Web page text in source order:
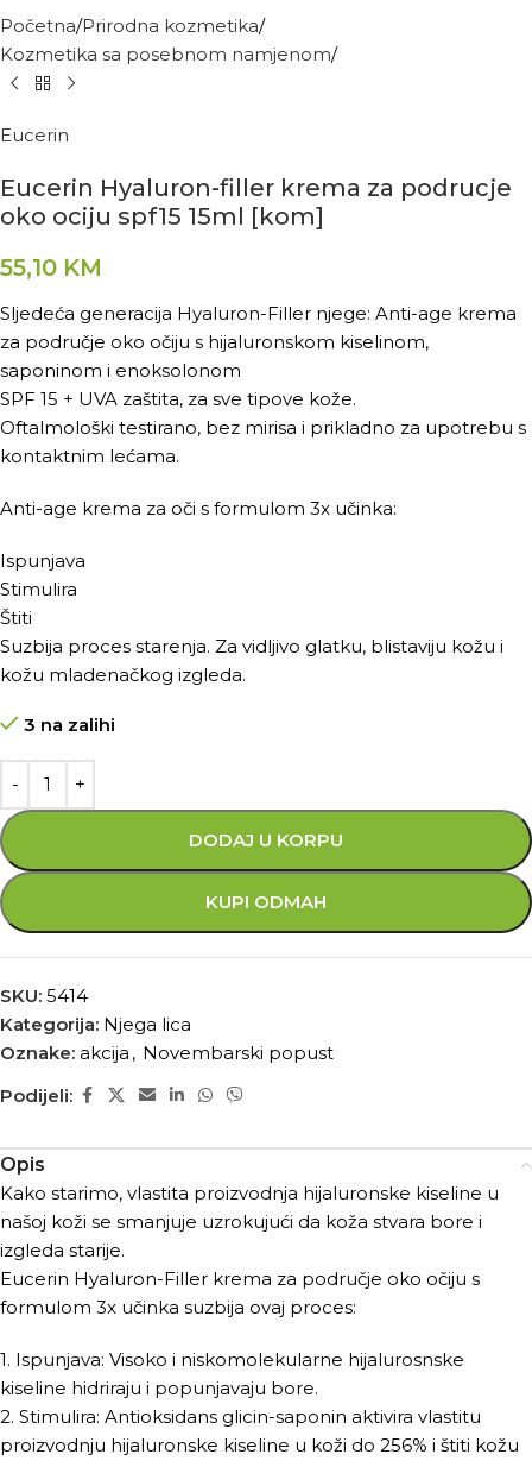
Početna Prirodna kozmetika
Kozmetika sa posebnom namjenom
Eucerin
Eucerin Hyaluron-filler krema za podrucje
oko ociju spf15 15ml [kom]
55,10 KM
Sljedeća generacija Hyaluron-Filler njege: Anti-age krema
za područje oko očiju s hijaluronskom kiselinom,
saponinom i enoksolonom
SPF 15 + UVA zaštita, za sve tipove kože.
Oftalmološki testirano, bez mirisa i prikladno za upotrebu s
kontaktnim lećama.
Anti-age krema za oči s formulom 3x učinka:
Ispunjava
Stimulira
Štiti
Suzbija proces starenja. Za vidljivo glatku, blistaviju kožu i
kožu mladenačkog izgleda.
3 na zalihi
DODAJ U KORPU
KUPI ODMAH
SKU: 5414
Kategorija: Njega lica
Oznake: akcija , Novembarski popust
Podijeli:
Opis
Kako starimo, vlastita proizvodnja hijaluronske kiseline u
našoj koži se smanjuje uzrokujući da koža stvara bore i
izgleda starije.
Eucerin Hyaluron-Filler krema za područje oko očiju s
formulom 3x učinka suzbija ovaj proces:
1. Ispunjava: Visoko i niskomolekularne hijalurosnske
kiseline hidriraju i popunjavaju bore.
2. Stimulira: Antioksidans glicin-saponin aktivira vlastitu
proizvodnju hijaluronske kiseline u koži do 256% i štiti kožu